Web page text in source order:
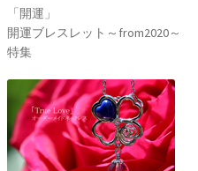
「開運」
開運ブレスレット～from2020～
特集